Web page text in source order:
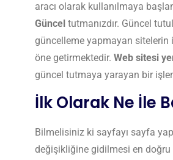
aracı olarak kullanılmaya
Güncel tutmanızdır. Güncel
güncelleme yapmayan sitelerin
öne getirmektedir. Web sitesi
güncel tutmaya yarayan bir
İlk Olarak Ne İle
Bilmelisiniz ki sayfayı sayfa
değişikliğine gidilmesi en